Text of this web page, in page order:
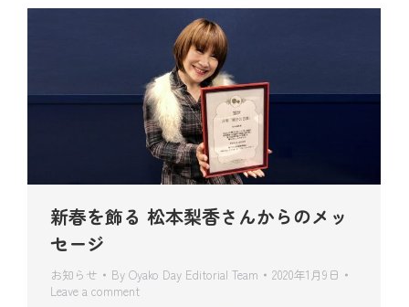
新春を飾る 松本梨香さんからのメッ
セージ
お知らせ By Oyako Day Editorial Team
2020年1月9日
Leave a comment